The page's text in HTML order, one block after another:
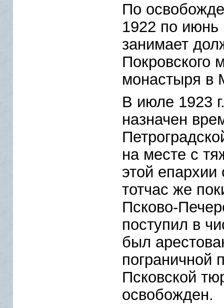
По
1922 по июнь
занимает
Покровского
монастыря в
В июле 1923
назначен
на месте с
этой епархии
тотчас же
Псково-
поступил в
был
пограничной
Псковской
освобожден.